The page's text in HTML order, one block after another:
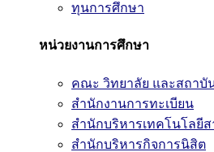
ทุนการศึกษา
หน่วยงานการศึกษา
คณะ วิทยาลัย และสถาบั
สำนักงานการทะเบียน
สำนักบริหารเทคโนโลยีส
สำนักบริหารกิจการนิสิต